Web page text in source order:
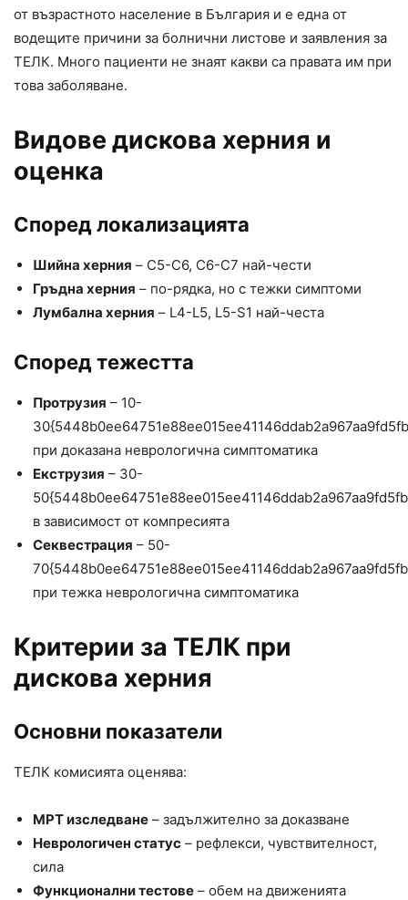
от възрастното население в България и е една от
водещите причини за болнични листове и заявления за
ТЕЛК. Много пациенти не знаят какви са правата им при
това заболяване.
Видове дискова херния и
оценка
Според локализацията
Шийна херния – C5-C6, C6-C7 най-чести
Гръдна херния – по-рядка, но с тежки симптоми
Лумбална херния – L4-L5, L5-S1 най-честа
Според тежестта
Протрузия – 10-
при доказана неврологична симптоматика
Екструзия – 30-
в зависимост от компресията
Секвестрация – 50-
при тежка неврологична симптоматика
Критерии за ТЕЛК при
дискова херния
Основни показатели
ТЕЛК комисията оценява:
МРТ изследване – задължително за доказване
Неврологичен статус – рефлекси, чувствителност,
сила
Функционални тестове – обем на движенията